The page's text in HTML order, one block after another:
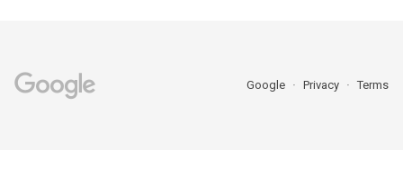
Google Privacy Terms